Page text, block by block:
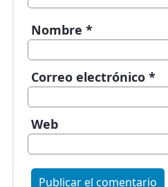
Nombre *
Correo electrónico *
Web